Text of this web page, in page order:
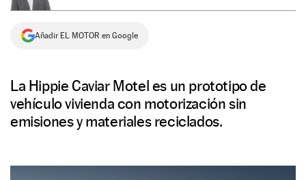
Añadir EL MOTOR en Google
La Hippie Caviar Motel es un prototipo de
vehículo vivienda con motorización sin
emisiones y materiales reciclados.